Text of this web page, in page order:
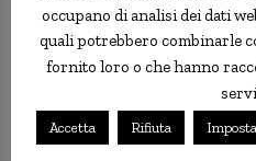
Ristorante
ai
occupano di analisi dei dati
quali potrebbero combinarle
fornito loro o che hanno
Accetta Rifiuta